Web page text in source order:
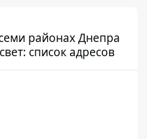
районах Днепра
список адресов